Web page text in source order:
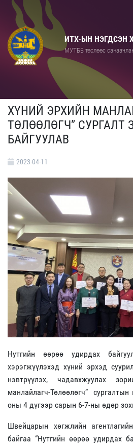
ИТХ-ЫН НЭГДСЭН
МУТББ төслөөс
ХҮНИЙ ЭРХИЙН
ТӨЛӨӨЛӨГЧ” СУРГАЛТ
БАЙГУУЛАВ
2023-04-11
Нутгийн өөрөө удирдах
хэрэгжүүлэхэд хүний эрхэд
нэвтрүүлэх, чадавхжуулах
манлайлагч-Төлөөлөгч”
оны 4 дүгээр сарын 6-7-ны өдөр
Швейцарын хөгжлийн
байгаа “Нутгийн өөрөө удирдах